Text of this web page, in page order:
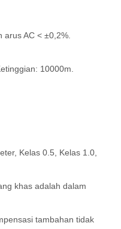
arus AC < ±0,2%.
10000m.
Kelas 0.5, Kelas 1.0,
khas adalah dalam
tambahan tidak